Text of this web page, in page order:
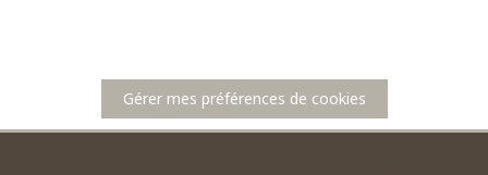
Gérer mes préférences de cookies